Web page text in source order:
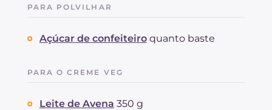
PARA POLVILHAR
Açúcar de confeiteiro quanto baste
PARA O CREME VEG
Leite de Avena 350 g